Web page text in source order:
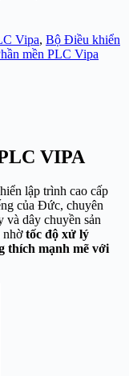
Vipa, Bộ Điều khiển
mền PLC Vipa
VIPA
lập trình cao cấp
của Đức, chuyên
và dây chuyền sản
nhờtốc độ xử lý
thích mạnh mẽ với